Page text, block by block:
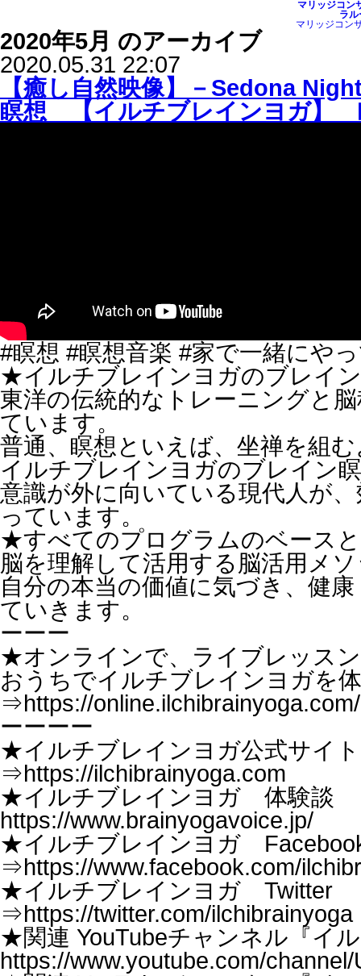
マリッジコン
ラ
マリッジコン
2020年5月 のアーカイブ
2020.05.31 22:07
【癒し自然映像】－Sedona
瞑想 【イルチブレインヨガ】
#瞑想 #瞑想音楽 #家で一緒にや
★イルチブレインヨガのブレイ
東洋の伝統的なトレーニングと
ています。
普通、瞑想といえば、坐禅を組
イルチブレインヨガのブレイン
意識が外に向いている現代人が
っています。
★すべてのプログラムのベース
脳を理解して活用する脳活用メ
自分の本当の価値に気づき、健
ていきます。
ーーー
★オンラインで、ライブレッス
おうちでイルチブレインヨガを
⇒https://online.ilchibrainyoga.com/
ーーーー
★イルチブレインヨガ公式サイ
⇒https://ilchibrainyoga.com
★イルチブレインヨガ 体験談
https://www.brainyogavoice.jp/
★イルチブレインヨガ
⇒https://www.facebook.com/
★イルチブレインヨガ Twitter
⇒https://twitter.com/ilchibrainyoga
★関連 YouTubeチャンネル『イ
https://www.youtube.com/